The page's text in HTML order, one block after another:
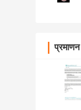
प्रमाणन